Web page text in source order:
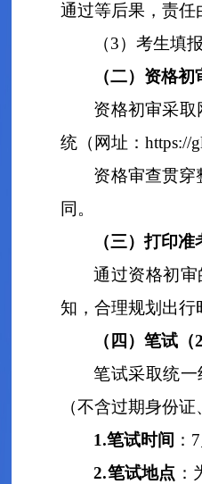
通过等后果，责任
（3）考生填
（二）资格初
资格初审采
统 （ 网址： https://
资格审查贯
同。
（三）打印准
通过资格初审
知，合理规划出行
（四）笔试 （
笔试采取统
（不含过期身份
1.笔试时间 ： 7
2.笔试地点